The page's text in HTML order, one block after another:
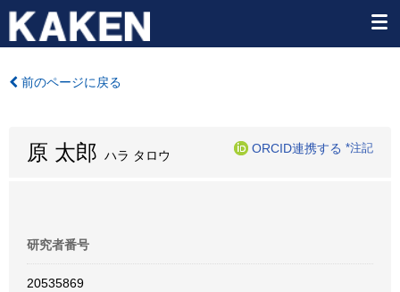
前のページに戻る
原 太郎 ハラ タロウ
ORCID連携する *注記
研究者番号
20535869